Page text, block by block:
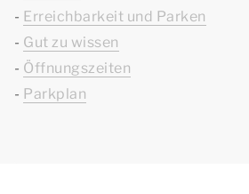
- Erreichbarkeit und Parken
- Gut zu wissen
- Öffnungszeiten
- Parkplan